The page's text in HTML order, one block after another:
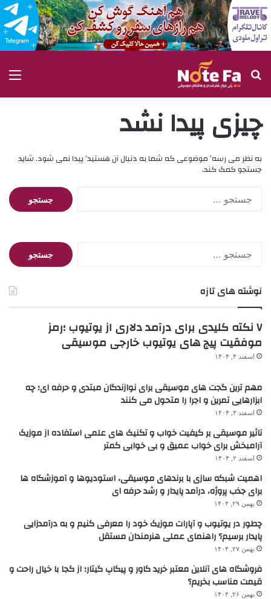
جستجو برای
چیزی پیدا نشد
به نظر می رسه’ موضوعی که شما به دنبال آن هستید’ پیدا نمی شود. شاید
جستجو کمک کند.
جستجو
برای:
جستجو
برای:
نوشته های تازه
۷ نکته کلیدی برای درآمد دلاری از یوتیوب ؛رمز
موفقیت پیج های یوتیوب خارجی موسیقی
اسفند ۴, ۱۴۰۴
مهم ترین گجت های موسیقی برای نوازندگان مبتدی و حرفه ای؛ چه
ابزارهایی تمرین و اجرا را متحول می کنند
اسفند ۳, ۱۴۰۴
تاثیر موسیقی بر کیفیت خواب و تکنیک های علمی استفاده از موزیک
آرامبخش برای خواب عمیق و بی خوابی کمتر
اسفند ۲, ۱۴۰۴
اهمیت شبکه سازی با برندهای موسیقی، استودیوها و آموزشگاه ها
برای جذب پروژه، درآمد پایدار و رشد حرفه ای
بهمن ۲۹, ۱۴۰۴
چطور در یوتیوب و آپارات موزیک خود را معرفی کنیم و به درآمدزایی
پایدار برسیم؟ راهنمای عملی هنرمندان مستقل
بهمن ۲۷, ۱۴۰۴
فروشگاه های آنلاین معتبر خرید کاور و پیکاپ گیتار؛ از کجا با خیال راحت و
قیمت مناسب بخریم؟
بهمن ۲۶, ۱۴۰۴